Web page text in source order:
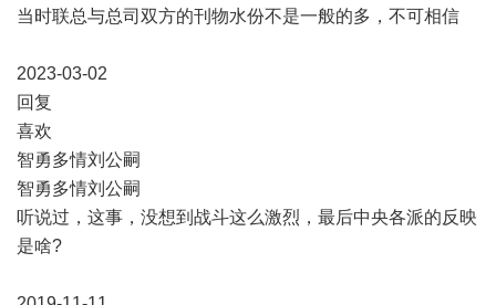
当时联总与总司双方的刊物水份不是一般的多，不可相信
2023-03-02
​回复
​喜欢
智勇多情刘公嗣
智勇多情刘公嗣
听说过，这事，没想到战斗这么激烈，最后中央各派的反映
是啥?